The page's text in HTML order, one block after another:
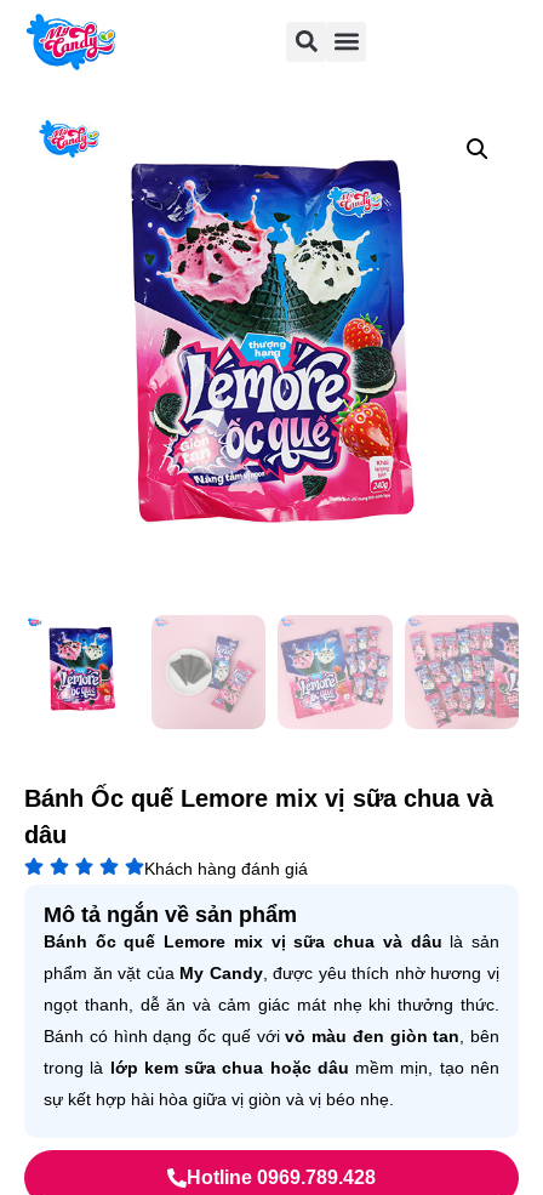
Bánh Ốc quế Lemore mix vị sữa chua và
dâu
Khách hàng đánh giá
Mô tả ngắn về sản phẩm
Bánh ốc quế Lemore mix vị sữa chua và dâu là sản
phẩm ăn vặt của My Candy, được yêu thích nhờ hương vị
ngọt thanh, dễ ăn và cảm giác mát nhẹ khi thưởng thức.
Bánh có hình dạng ốc quế vớivỏ màu đen giòn tan , bên
trong là lớp kem sữa chua hoặc dâu mềm mịn, tạo nên
sự kết hợp hài hòa giữa vị giòn và vị béo nhẹ.
Hotline 0969.789.428